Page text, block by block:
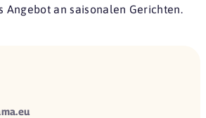
Angebot an saisonalen Gerichten.